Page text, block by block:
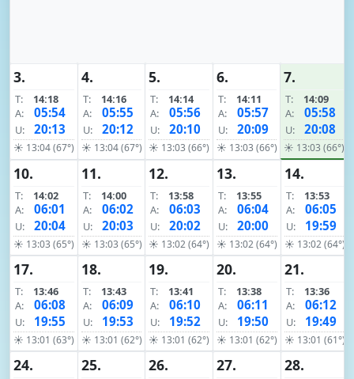
3.
T:
14:18
A:
05:54
U: 20:13
☀ 13:04 (67°)
4.
T:
14:16
A:
05:55
U: 20:12
☀ 13:04 (67°)
5.
T:
14:14
A:
05:56
U: 20:10
☀ 13:03 (66°)
6.
T:
14:11
A:
05:57
U: 20:09
☀ 13:03 (66°)
7.
T:
14:09
A:
05:58
U: 20:08
☀ 13:03 (66°)
10.
T:
14:02
A:
06:01
U: 20:04
☀ 13:03 (65°)
11.
T:
14:00
A:
06:02
U: 20:03
☀ 13:03 (65°)
12.
T:
13:58
A:
06:03
U: 20:02
☀ 13:02 (64°)
13.
T:
13:55
A:
06:04
U: 20:00
☀ 13:02 (64°)
14.
T:
13:53
A:
06:05
U: 19:59
☀ 13:02 (64°)
17.
T:
13:46
A:
06:08
U: 19:55
☀ 13:01 (63°)
18.
T:
13:43
A:
06:09
U: 19:53
☀ 13:01 (62°)
19.
T:
13:41
A:
06:10
U: 19:52
☀ 13:01 (62°)
20.
T:
13:38
A:
06:11
U: 19:50
☀ 13:01 (62°)
21.
T:
13:36
A:
06:12
U: 19:49
☀ 13:01 (61°)
24. 25. 26. 27. 28.